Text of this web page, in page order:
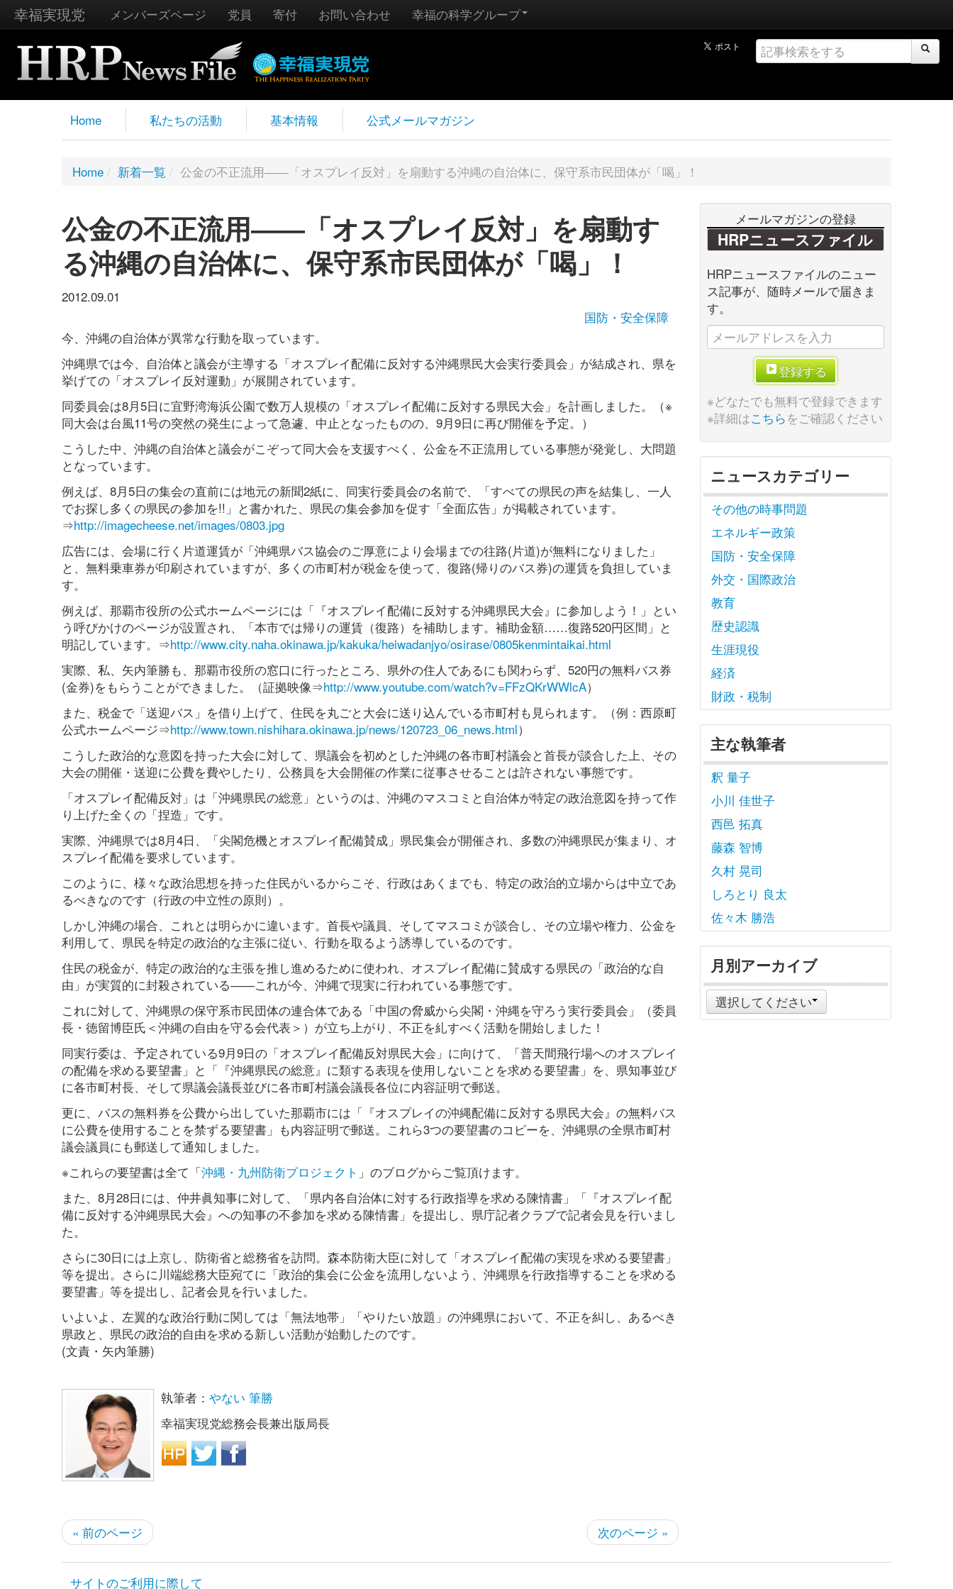
幸福実現党 メンバーズページ 党員 寄付 お問い合わせ 幸福の科学グループ
Home 私たちの活動 基本情報 公式メールマガジン
Home / 新着一覧 / 公金の不正流用――「オスプレイ反対」を扇動する沖縄の自治体に、保守系市民団体が「喝」！
公金の不正流用――「オスプレイ反対」を扇動す
る沖縄の自治体に、保守系市民団体が「喝」！
2012.09.01
国防・安全保障
今、沖縄の自治体が異常な行動を取っています。
沖縄県では今、自治体と議会が主導する「オスプレイ配備に反対する沖縄県民大会実行委員会」が結成され、県を
挙げての「オスプレイ反対運動」が展開されています。
同委員会は8月5日に宜野湾海浜公園で数万人規模の「オスプレイ配備に反対する県民大会」を計画しました。（※
同大会は台風11号の突然の発生によって急遽、中止となったものの、9月9日に再び開催を予定。）
こうした中、沖縄の自治体と議会がこぞって同大会を支援すべく、公金を不正流用している事態が発覚し、大問題
となっています。
例えば、8月5日の集会の直前には地元の新聞2紙に、同実行委員会の名前で、「すべての県民の声を結集し、一人
でお探し多くの県民の参加を!!」と書かれた、県民の集会参加を促す「全面広告」が掲載されています。
⇒http://imagecheese.net/images/0803.jpg
広告には、会場に行く片道運賃が「沖縄県バス協会のご厚意により会場までの往路(片道)が無料になりました」
と、無料乗車券が印刷されていますが、多くの市町村が税金を使って、復路(帰りのバス券)の運賃を負担していま
す。
例えば、那覇市役所の公式ホームページには「『オスプレイ配備に反対する沖縄県民大会』に参加しよう！」とい
う呼びかけのページが設置され、「本市では帰りの運賃（復路）を補助します。補助金額……復路520円区間」と
明記しています。⇒http://www.city.naha.okinawa.jp/kakuka/heiwadanjyo/osirase/0805kenmintaikai.html
実際、私、矢内筆勝も、那覇市役所の窓口に行ったところ、県外の住人であるにも関わらず、520円の無料バス券
(金券)をもらうことができました。（証拠映像⇒http://www.youtube.com/watch?v=FFzQKrWWlcA）
また、税金で「送迎バス」を借り上げて、住民を丸ごと大会に送り込んでいる市町村も見られます。（例：西原町
公式ホームページ⇒http://www.town.nishihara.okinawa.jp/news/120723_06_news.html）
こうした政治的な意図を持った大会に対して、県議会を初めとした沖縄の各市町村議会と首長が談合した上、その
大会の開催・送迎に公費を費やしたり、公務員を大会開催の作業に従事させることは許されない事態です。
「オスプレイ配備反対」は「沖縄県民の総意」というのは、沖縄のマスコミと自治体が特定の政治意図を持って作
り上げた全くの「捏造」です。
実際、沖縄県では8月4日、「尖閣危機とオスプレイ配備賛成」県民集会が開催され、多数の沖縄県民が集まり、オ
スプレイ配備を要求しています。
このように、様々な政治思想を持った住民がいるからこそ、行政はあくまでも、特定の政治的立場からは中立であ
るべきなのです（行政の中立性の原則）。
しかし沖縄の場合、これとは明らかに違います。首長や議員、そしてマスコミが談合し、その立場や権力、公金を
利用して、県民を特定の政治的な主張に従い、行動を取るよう誘導しているのです。
住民の税金が、特定の政治的な主張を推し進めるために使われ、オスプレイ配備に賛成する県民の「政治的な自
由」が実質的に封殺されている――これが今、沖縄で現実に行われている事態です。
これに対して、沖縄県の保守系市民団体の連合体である「中国の脅威から尖閣・沖縄を守ろう実行委員会」（委員
長・徳留博臣氏＜沖縄の自由を守る会代表＞）が立ち上がり、不正を糺すべく活動を開始しました！
同実行委は、予定されている9月9日の「オスプレイ配備反対県民大会」に向けて、「普天間飛行場へのオスプレイ
の配備を求める要望書」と「『沖縄県民の総意』に類する表現を使用しないことを求める要望書」を、県知事並び
に各市町村長、そして県議会議長並びに各市町村議会議長各位に内容証明で郵送。
更に、バスの無料券を公費から出していた那覇市には「『オスプレイの沖縄配備に反対する県民大会』の無料バス
に公費を使用することを禁ずる要望書」も内容証明で郵送。これら3つの要望書のコピーを、沖縄県の全県市町村
議会議員にも郵送して通知しました。
※これらの要望書は全て「沖縄・九州防衛プロジェクト 」のブログからご覧頂けます。
また、8月28日には、仲井眞知事に対して、「県内各自治体に対する行政指導を求める陳情書」「『オスプレイ配
備に反対する沖縄県民大会』への知事の不参加を求める陳情書」を提出し、県庁記者クラブで記者会見を行いまし
た。
さらに30日には上京し、防衛省と総務省を訪問。森本防衛大臣に対して「オスプレイ配備の実現を求める要望書」
等を提出。さらに川端総務大臣宛てに「政治的集会に公金を流用しないよう、沖縄県を行政指導することを求める
要望書」等を提出し、記者会見を行いました。
いよいよ、左翼的な政治行動に関しては「無法地帯」「やりたい放題」の沖縄県において、不正を糾し、あるべき
県政と、県民の政治的自由を求める新しい活動が始動したのです。
(文責・矢内筆勝)
執筆者： やない 筆勝
幸福実現党総務会長兼出版局長
« 前のページ 次のページ »
メールマガジンの登録
HRPニュースファイル
HRPニュースファイルのニュー
ス記事が、随時メールで届きま
す。
登録する
※どなたでも無料で登録できます
※詳細はこちらをご確認ください
ニュースカテゴリー
その他の時事問題
エネルギー政策
国防・安全保障
外交・国際政治
教育
歴史認識
生涯現役
経済
財政・税制
主な執筆者
釈 量子
小川 佳世子
西邑 拓真
藤森 智博
久村 晃司
しろとり 良太
佐々木 勝浩
月別アーカイブ
選択してください
サイトのご利用に際して